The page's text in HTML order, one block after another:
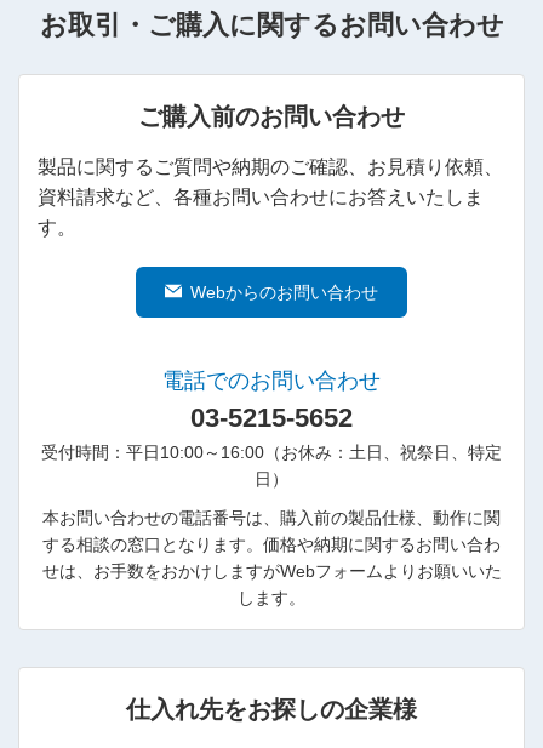
お取引・ご購入に関するお問い合わせ
ご購入前のお問い合わせ
製品に関するご質問や納期のご確認、お見積り依頼、
資料請求など、各種お問い合わせにお答えいたしま
す。
Webからのお問い合わせ
電話でのお問い合わせ
03-5215-5652
受付時間：平日10:00～16:00（お休み：土日、祝祭日、特定
日）
本お問い合わせの電話番号は、購入前の製品仕様、動作に関
する相談の窓口となります。価格や納期に関するお問い合わ
せは、お手数をおかけしますがWebフォームよりお願いいた
します。
仕入れ先をお探しの企業様